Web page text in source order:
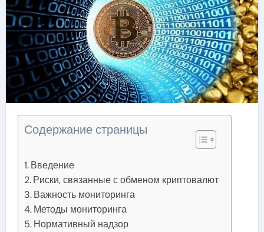
Содержание страницы
Введение
Риски, связанные с обменом криптовалют
Важность мониторинга
Методы мониторинга
Нормативный надзор